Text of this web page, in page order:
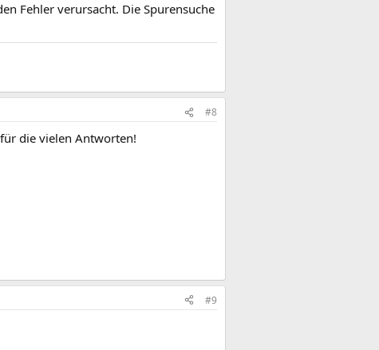
Fehler verursacht. Die Spurensuche
#8
die vielen Antworten!
#9